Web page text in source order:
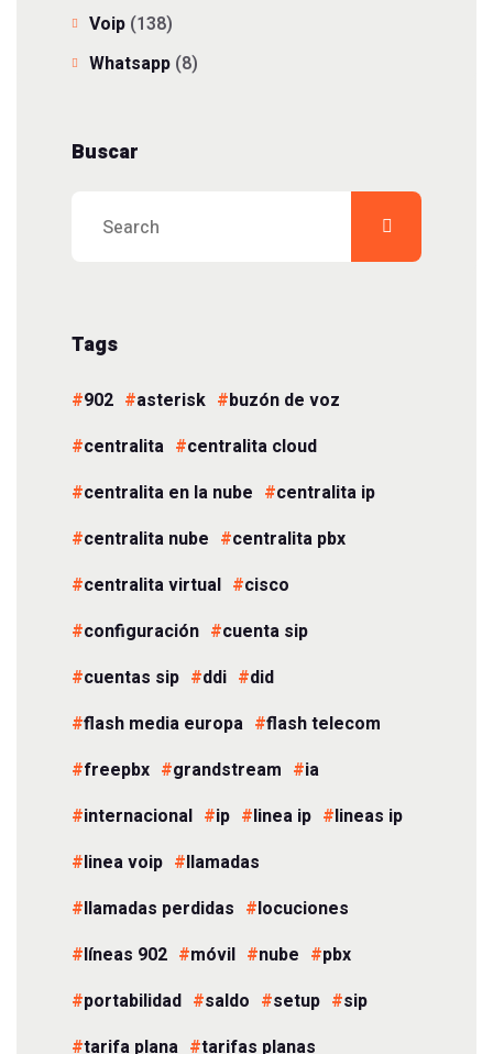
Voip (138)
Whatsapp (8)
Buscar
Tags
902 asterisk
buzón de voz
centralita
centralita cloud
centralita en la nube
centralita ip
centralita nube
centralita pbx
centralita virtual
cisco
configuración
cuenta sip
cuentas sip
ddi
did
flash media europa
flash telecom
freepbx
grandstream
ia
internacional
ip linea ip
lineas ip
linea voip
llamadas
llamadas perdidas
locuciones
líneas 902
móvil nube
pbx
portabilidad
saldo setup
sip
tarifa plana
tarifas planas